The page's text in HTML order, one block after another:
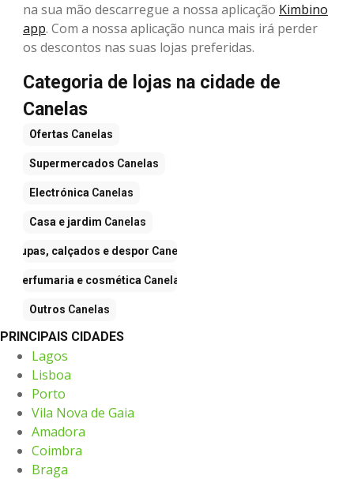
na sua mão descarregue a nossa aplicação Kimbino
app. Com a nossa aplicação nunca mais irá perder
os descontos nas suas lojas preferidas.
Categoria de lojas na cidade de
Canelas
Ofertas Canelas
Supermercados Canelas
Electrónica Canelas
Casa e jardim Canelas
Roupas, calçados e despor Canelas
Perfumaria e cosmética Canelas
Outros Canelas
PRINCIPAIS CIDADES
Lagos
Lisboa
Porto
Vila Nova de Gaia
Amadora
Coimbra
Braga